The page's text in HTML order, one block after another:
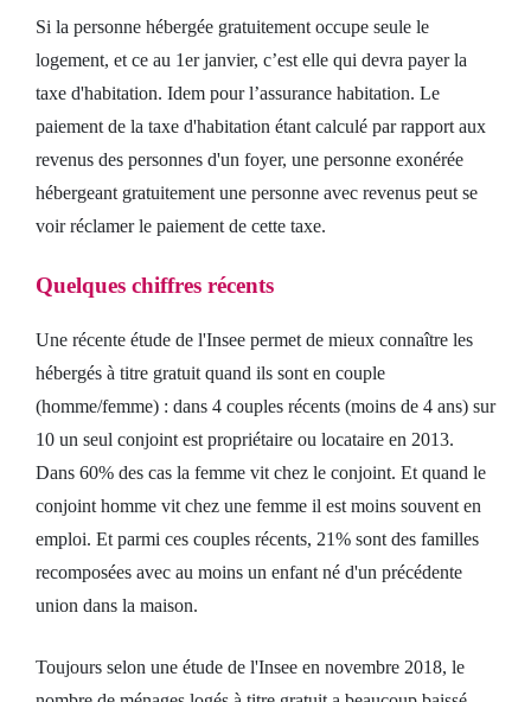
Si la personne hébergée gratuitement occupe seule le
logement, et ce au 1er janvier, c’est elle qui devra payer la
taxe d'habitation. Idem pour l’assurance habitation. Le
paiement de la taxe d'habitation étant calculé par rapport aux
revenus des personnes d'un foyer, une personne exonérée
hébergeant gratuitement une personne avec revenus peut se
voir réclamer le paiement de cette taxe.
Quelques chiffres récents
Une récente étude de l'Insee permet de mieux connaître les
hébergés à titre gratuit quand ils sont en couple
(homme/femme) : dans 4 couples récents (moins de 4 ans) sur
10 un seul conjoint est propriétaire ou locataire en 2013.
Dans 60% des cas la femme vit chez le conjoint. Et quand le
conjoint homme vit chez une femme il est moins souvent en
emploi. Et parmi ces couples récents, 21% sont des familles
recomposées avec au moins un enfant né d'un précédente
union dans la maison.
Toujours selon une étude de l'Insee en novembre 2018, le